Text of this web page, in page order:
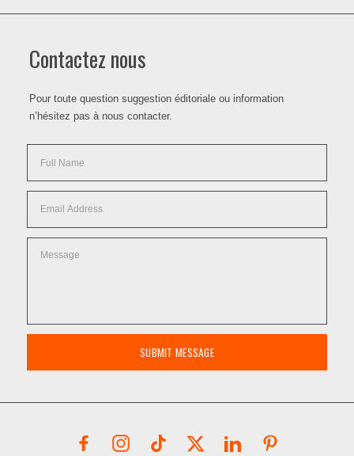
Contactez nous
Pour toute question suggestion éditoriale ou information
n’hésitez pas à nous contacter.
SUBMIT MESSAGE